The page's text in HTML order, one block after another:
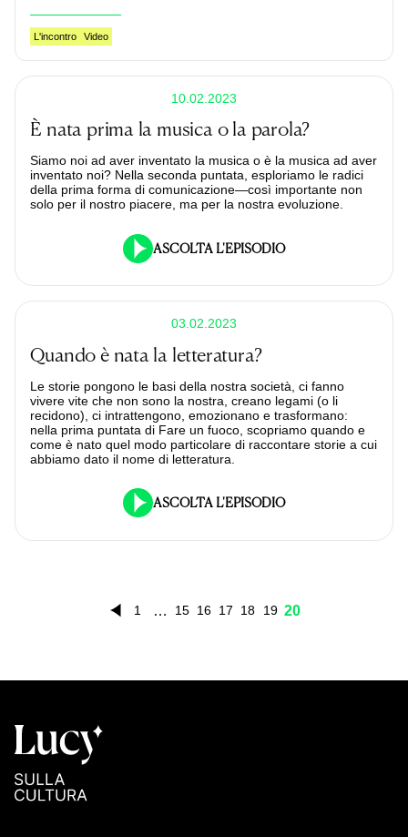
L'incontro Video
10.02.2023
È nata prima la musica o la parola?
Siamo noi ad aver inventato la musica o è la musica ad aver
inventato noi? Nella seconda puntata, esploriamo le radici
della prima forma di comunicazione—così importante non
solo per il nostro piacere, ma per la nostra evoluzione.
ASCOLTA L'EPISODIO
03.02.2023
Quando è nata la letteratura?
Le storie pongono le basi della nostra società, ci fanno
vivere vite che non sono la nostra, creano legami (o li
recidono), ci intrattengono, emozionano e trasformano:
nella prima puntata di Fare un fuoco, scopriamo quando e
come è nato quel modo particolare di raccontare storie a cui
abbiamo dato il nome di letteratura.
ASCOLTA L'EPISODIO
1 … 15 16 17 18 19 20